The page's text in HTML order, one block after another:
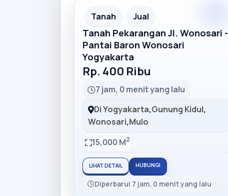
Recommended
Tanah Jual
Tanah Pekarangan Jl. Wonosari -
Pantai Baron Wonosari
Yogyakarta
Rp. 400 Ribu
7 jam, 0 menit yang lalu
Di Yogyakarta,Gunung Kidul,
Wonosari,Mulo
15,000 M2
LIHAT DETAIL HUBUNGI
Diperbarui 7 jam, 0 menit yang lalu